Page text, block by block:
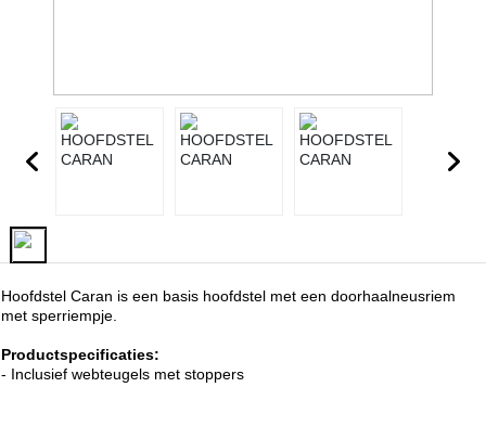
Hoofdstel Caran is een basis hoofdstel met een doorhaalneusriem
met sperriempje.
Productspecificaties:
- Inclusief webteugels met stoppers